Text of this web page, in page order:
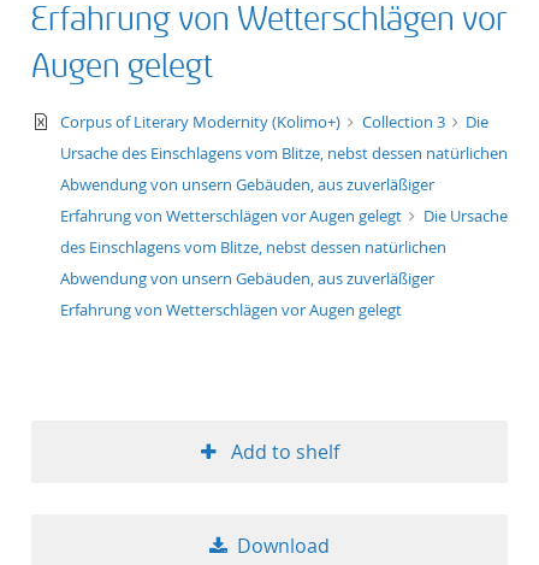
publication date
10
20
Erfahrung von Wetterschlägen vor
Augen gelegt
text/xml
Corpus of Literary Modernity (Kolimo+) Collection 3
Die
Ursache des Einschlagens vom Blitze, nebst dessen natürlichen
Abwendung von unsern Gebäuden, aus zuverläßiger
Erfahrung von Wetterschlägen vor Augen gelegt
Die Ursache
des Einschlagens vom Blitze, nebst dessen natürlichen
Abwendung von unsern Gebäuden, aus zuverläßiger
Erfahrung von Wetterschlägen vor Augen gelegt
Add to shelf
Download